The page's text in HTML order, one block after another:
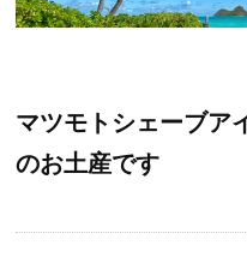
マツモトシェーブア
のお土産です